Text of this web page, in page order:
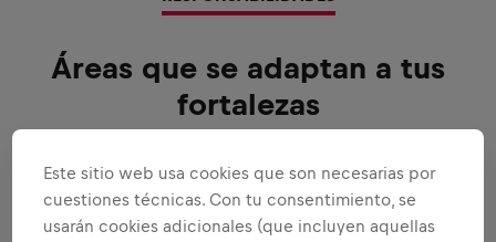
Áreas que se adaptan a tus
fortalezas
Ampliar todas
Este sitio web usa cookies que son necesarias por
cuestiones técnicas. Con tu consentimiento, se
usarán cookies adicionales (que incluyen aquellas